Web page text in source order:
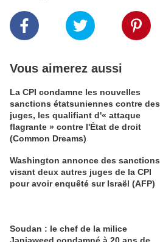
Vous aimerez aussi
La CPI condamne les nouvelles
sanctions étatsuniennes contre des
juges, les qualifiant d'« attaque
flagrante » contre l'État de droit
(Common Dreams)
Washington annonce des sanctions
visant deux autres juges de la CPI
pour avoir enquêté sur Israël (AFP)
Soudan : le chef de la milice